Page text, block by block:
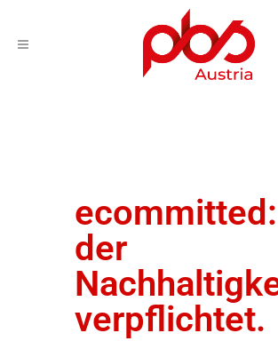
ecommitted:
der
verpflichtet.